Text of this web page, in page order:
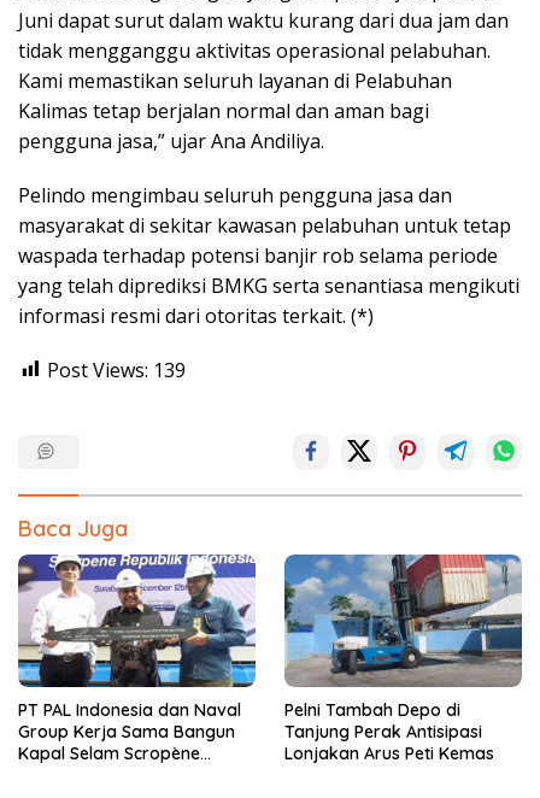
Juni dapat surut dalam waktu kurang dari dua jam dan
tidak mengganggu aktivitas operasional pelabuhan.
Kami memastikan seluruh layanan di Pelabuhan
Kalimas tetap berjalan normal dan aman bagi
pengguna jasa,” ujar Ana Andiliya.
Pelindo mengimbau seluruh pengguna jasa dan
masyarakat di sekitar kawasan pelabuhan untuk tetap
waspada terhadap potensi banjir rob selama periode
yang telah diprediksi BMKG serta senantiasa mengikuti
informasi resmi dari otoritas terkait. (*)
Post Views: 139
Baca Juga
PT PAL Indonesia dan Naval
Group Kerja Sama Bangun
Kapal Selam Scropène
Pelni Tambah Depo di
Tanjung Perak Antisipasi
Lonjakan Arus Peti Kemas